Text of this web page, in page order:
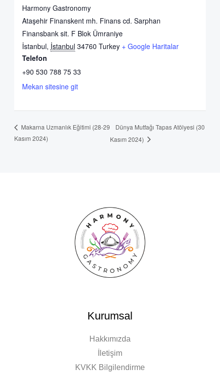
Harmony Gastronomy
Ataşehir Finanskent mh. Finans cd. Sarphan
Finansbank sit. F Blok Ümraniye
İstanbul, İstanbul 34760 Turkey + Google Haritalar
Telefon
+90 530 788 75 33
Mekan sitesine git
Makarna Uzmanlık Eğitimi (28-29
Kasım 2024)
Dünya Mutfağı Tapas Atölyesi (30
Kasım 2024)
Kurumsal
Hakkımızda
İletişim
KVKK Bilgilendirme